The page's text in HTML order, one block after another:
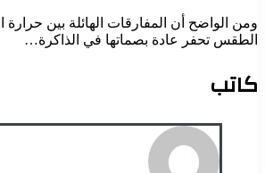
ومن الواضح أن المفارقات الهائلة بين حرارة
الطقس تحفر عادة بصماتها في الذاكرة…
كاتب